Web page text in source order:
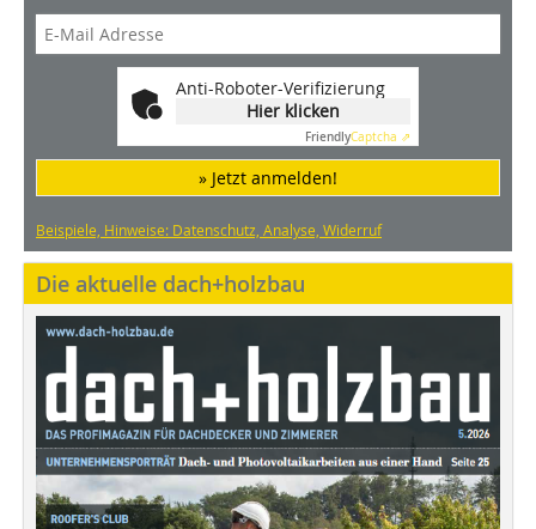
Anti-Roboter-Verifizierung
Hier klicken
FriendlyCaptcha ⇗
» Jetzt anmelden!
Beispiele, Hinweise: Datenschutz, Analyse, Widerruf
Die aktuelle dach+holzbau